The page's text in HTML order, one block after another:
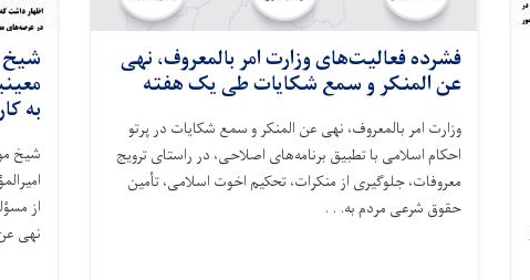
فشرده فعالیت‌های وزارت امر بالمعروف، نهی
عن المنکر و سمع شکایات طی یک هفته
وزارت امر بالمعروف، نهی عن المنکر و سمع شکایات در پرتو
احکام اسلامی با تطبیق برنامه‌های اصلاحی، در راستای ترویج
معروفات، جلوگیری از منکرات، تحکیم اخوت اسلامی، تأمین
حقوق شرعی مردم به. . .
شیخ
به
شیخ
از
نهی